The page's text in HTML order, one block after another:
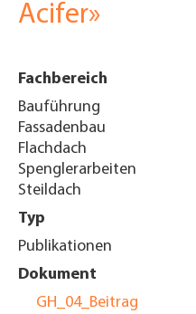
Acifer»
Fachbereich
Bauführung
Fassadenbau
Flachdach
Spenglerarbeiten
Steildach
Typ
Publikationen
Dokument
GH_04_Beitrag